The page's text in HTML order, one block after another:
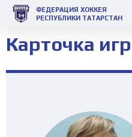
ФЕДЕРАЦИЯ ХОККЕЯ
РЕСПУБЛИКИ ТАТАРСТАН
Карточка